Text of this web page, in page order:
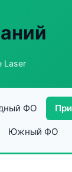
Laser
ФО
Южный ФО